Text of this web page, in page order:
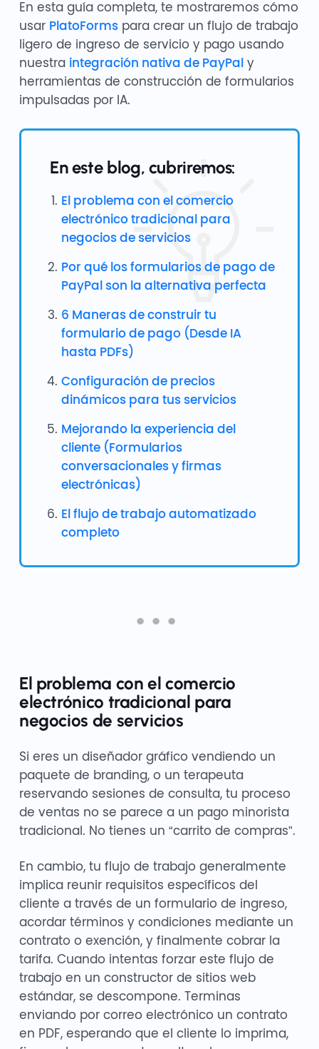
En esta guía completa, te mostraremos cómo
usar PlatoFormspara crear un flujo de trabajo
ligero de ingreso de servicio y pago usando
nuestra integración nativa de PayPaly
herramientas de construcción de formularios
impulsadas por IA.
En este blog, cubriremos:
El problema con el comercio
electrónico tradicional para
negocios de servicios
Por qué los formularios de pago de
PayPal son la alternativa perfecta
6 Maneras de construir tu
formulario de pago (Desde IA
hasta PDFs)
Configuración de precios
dinámicos para tus servicios
Mejorando la experiencia del
cliente (Formularios
conversacionales y firmas
electrónicas)
El flujo de trabajo automatizado
completo
El problema con el comercio
electrónico tradicional para
negocios de servicios
Si eres un diseñador gráfico vendiendo un
paquete de branding, o un terapeuta
reservando sesiones de consulta, tu proceso
de ventas no se parece a un pago minorista
tradicional. No tienes un “carrito de compras”.
En cambio, tu flujo de trabajo generalmente
implica reunir requisitos específicos del
cliente a través de un formulario de ingreso,
acordar términos y condiciones mediante un
contrato o exención, y finalmente cobrar la
tarifa. Cuando intentas forzar este flujo de
trabajo en un constructor de sitios web
estándar, se descompone. Terminas
enviando por correo electrónico un contrato
en PDF, esperando que el cliente lo imprima,